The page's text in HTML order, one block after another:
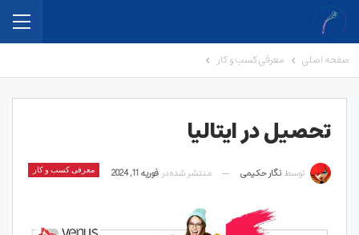
صفحه اصلی معرفی کسب و کار
تحصیل در ایتالیا
معرفی کسب و کار توسط نگار حکیمی منتشر شده در فوریه 11, 2024